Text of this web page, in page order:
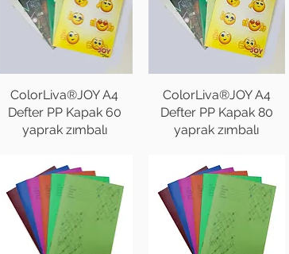
ColorLiva®JOY A4
Defter PP Kapak 60
yaprak zımbalı
ColorLiva®JOY A4
Defter PP Kapak 80
yaprak zımbalı